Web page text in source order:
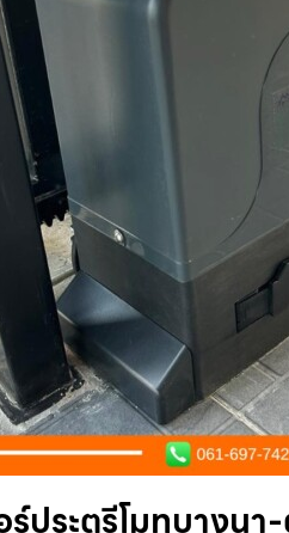
ประตูรีโมทบางน